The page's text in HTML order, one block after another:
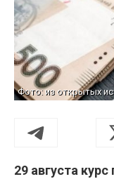
Фото: из открытых
29 августа